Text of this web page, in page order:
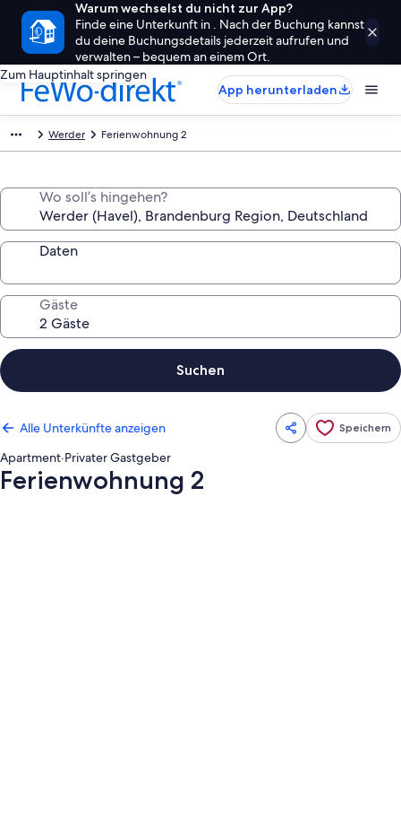
Warum wechselst du nicht zur App?
Finde eine Unterkunft in . Nach der Buchung kannst
du deine Buchungsdetails jederzeit aufrufen und
verwalten – bequem an einem Ort.
Zum Hauptinhalt springen
App herunterladen
Werder Ferienwohnung 2
Wo soll’s hingehen?
Daten
Gäste
Suchen
Alle Unterkünfte anzeigen Speichern
Apartment·Privater Gastgeber
Ferienwohnung 2